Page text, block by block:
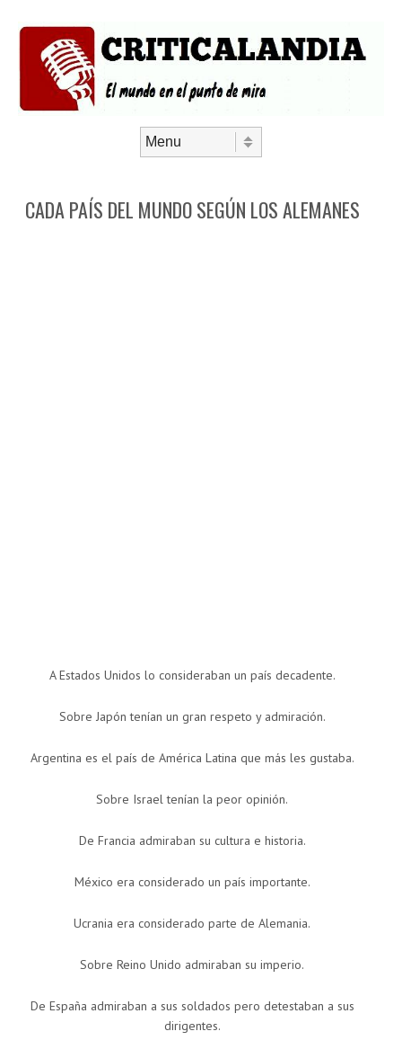
CADA PAÍS DEL MUNDO SEGÚN LOS ALEMANES
A Estados Unidos lo consideraban un país decadente.
Sobre Japón tenían un gran respeto y admiración.
Argentina es el país de América Latina que más les gustaba.
Sobre Israel tenían la peor opinión.
De Francia admiraban su cultura e historia.
México era considerado un país importante.
Ucrania era considerado parte de Alemania.
Sobre Reino Unido admiraban su imperio.
De España admiraban a sus soldados pero detestaban a sus
dirigentes.